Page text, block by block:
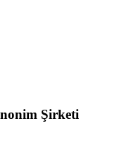
Şirketi